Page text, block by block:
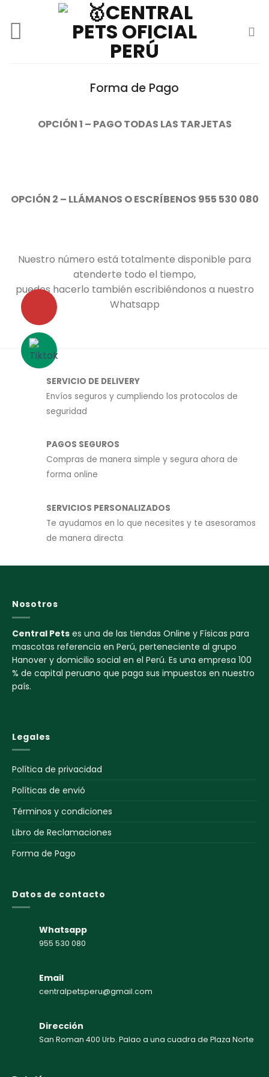
content
Forma de Pago
OPCIÓN 1 – PAGO TODAS LAS TARJETAS
OPCIÓN 2 – LLÁMANOS O ESCRÍBENOS 955 530 080
Nuestro número está totalmente disponible para
atenderte todo el tiempo,
puedes hacerlo también escribiéndonos a nuestro
Whatsapp
SERVICIO DE DELIVERY
Envíos seguros y cumpliendo los protocolos de
seguridad
PAGOS SEGUROS
Compras de manera simple y segura ahora de
forma online
SERVICIOS PERSONALIZADOS
Te ayudamos en lo que necesites y te asesoramos
de manera directa
Nosotros
Central Pets es una de las tiendas Online y Físicas para
mascotas referencia en Perú, perteneciente al grupo
Hanover y domicilio social en el Perú. Es una empresa 100
% de capital peruano que paga sus impuestos en nuestro
país.
Legales
Política de privacidad
Políticas de envió
Términos y condiciones
Libro de Reclamaciones
Forma de Pago
Datos de contacto
Whatsapp
955 530 080
Email
centralpetsperu@gmail.com
Dirección
San Roman 400 Urb. Palao a una cuadra de Plaza Norte